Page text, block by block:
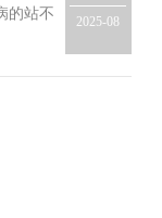
的站不
这时
。有
2025-08